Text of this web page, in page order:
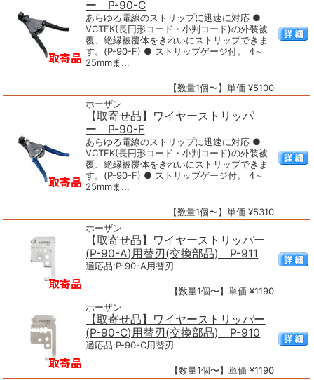
ー P-90-C
あらゆる電線のストリップに迅速に対応 ●
VCTFK(長円形コード・小判コード)の外装被
覆、絶縁被覆体をきれいにストリップできま
す。(P-90-F) ● ストリップゲージ付。 4～
25mmま...
【数量1個〜】単価 ¥5100
ホーザン
【取寄せ品】ワイヤーストリッパ
ー P-90-F
あらゆる電線のストリップに迅速に対応 ●
VCTFK(長円形コード・小判コード)の外装被
覆、絶縁被覆体をきれいにストリップできま
す。(P-90-F) ● ストリップゲージ付。 4～
25mmま...
【数量1個〜】単価 ¥5310
ホーザン
【取寄せ品】ワイヤーストリッパー
(P-90-A)用替刃(交換部品) P-911
適応品:P-90-A用替刃
【数量1個〜】単価 ¥1190
ホーザン
【取寄せ品】ワイヤーストリッパー
(P-90-C)用替刃(交換部品) P-910
適応品:P-90-C用替刃
【数量1個〜】単価 ¥1190